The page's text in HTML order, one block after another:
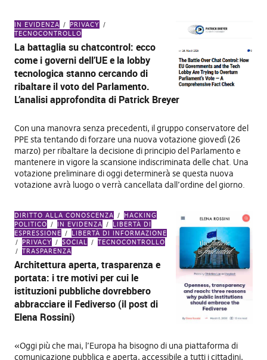
IN EVIDENZA
PRIVACY
TECNOCONTROLLO
La battaglia su chatcontrol: ecco
come i governi dell’UE e la lobby
tecnologica stanno cercando di
ribaltare il voto del Parlamento.
L’analisi approfondita di Patrick Breyer
Con una manovra senza precedenti, il gruppo conservatore del
PPE sta tentando di forzare una nuova votazione giovedì (26
marzo) per ribaltare la decisione di principio del Parlamento e
mantenere in vigore la scansione indiscriminata delle chat. Una
votazione preliminare di oggi determinerà se questa nuova
votazione avrà luogo o verrà cancellata dall’ordine del giorno.
DIRITTO ALLA CONOSCENZA
HACKING
POLITICO
IN EVIDENZA
LIBERTÀ DI
ESPRESSIONE
LIBERTÀ DI INFORMAZIONE
PRIVACY
SOCIAL
TECNOCONTROLLO
TRASPARENZA
Architettura aperta, trasparenza e
portata: i tre motivi per cui le
istituzioni pubbliche dovrebbero
abbracciare il Fediverso (il post di
Elena Rossini)
«Oggi più che mai, l’Europa ha bisogno di una piattaforma di
comunicazione pubblica e aperta, accessibile a tutti i cittadini,